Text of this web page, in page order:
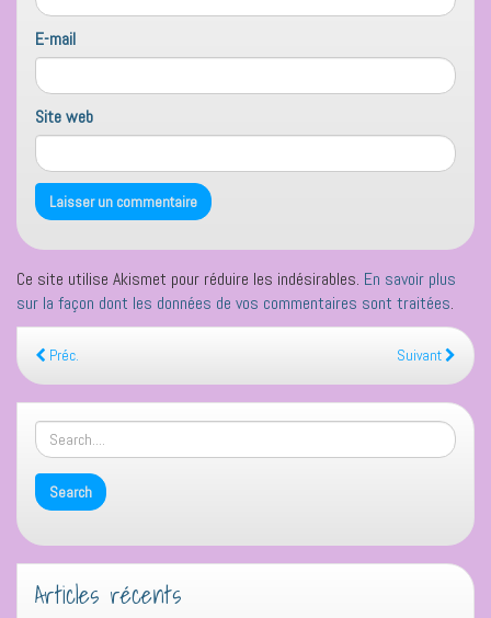
E-mail
Site web
Ce site utilise Akismet pour réduire les indésirables. En savoir plus
sur la façon dont les données de vos commentaires sont traitées.
Préc. Suivant
Articles récents